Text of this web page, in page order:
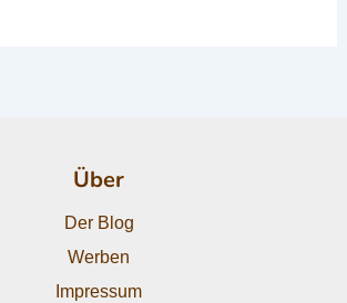
Über
Der Blog
Werben
Impressum